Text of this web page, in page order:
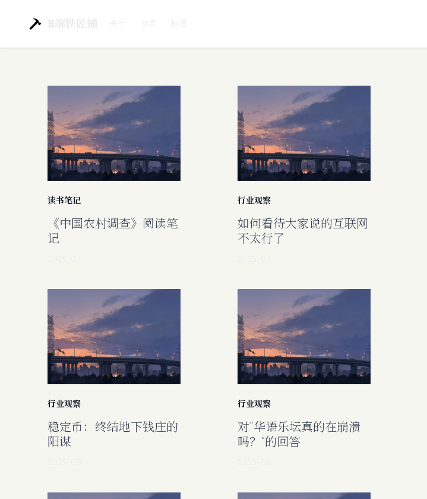
B端铁匠铺 关于 分类 标签
读书笔记
《中国农村调查》阅读笔
记
行业观察
如何看待大家说的互联网
不太行了
行业观察
稳定币：终结地下钱庄的
阳谋
行业观察
对”华语乐坛真的在崩溃
吗？“的回答